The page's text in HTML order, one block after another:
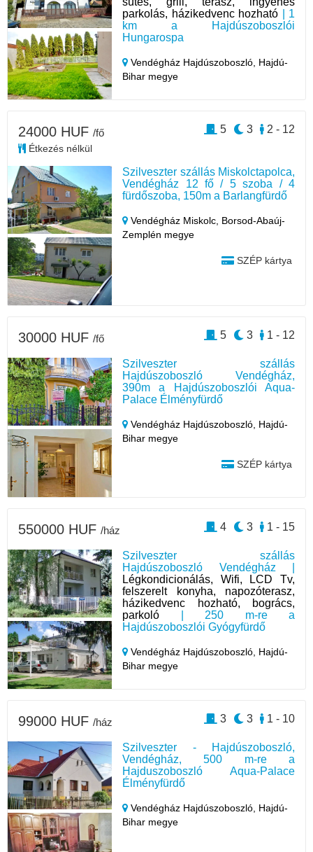
parkolás, házikedvenc hozható | 1
km a Hajdúszoboszlói
Hungarospa
Vendégház Hajdúszoboszló, Hajdú-
Bihar megye
Szilveszter szállás Miskolctapolca,
Vendégház 12 fő / 5 szoba / 4
fürdőszoba, 150m a Barlangfürdő
Vendégház Miskolc, Borsod-Abaúj-
Zemplén megye
SZÉP kártya
24000 HUF /fő
Étkezés nélkül
2 - 12
3
5
Szilveszter szállás
Hajdúszoboszló Vendégház,
390m a Hajdúszoboszlói Aqua-
Palace Élményfürdő
Vendégház Hajdúszoboszló, Hajdú-
Bihar megye
SZÉP kártya
30000 HUF /fő 1 - 12
3
5
Szilveszter szállás
Hajdúszoboszló Vendégház |
Légkondicionálás, Wifi, LCD Tv,
felszerelt konyha, napozóterasz,
házikedvenc hozható, bogrács,
parkoló | 250 m-re a
Hajdúszoboszlói Gyógyfürdő
Vendégház Hajdúszoboszló, Hajdú-
Bihar megye
550000 HUF /ház 1 - 15
3
4
Szilveszter - Hajdúszoboszló,
Vendégház, 500 m-re a
Hajduszoboszló Aqua-Palace
Élményfürdő
Vendégház Hajdúszoboszló, Hajdú-
Bihar megye
99000 HUF /ház 1 - 10
3
3